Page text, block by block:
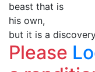
beast that is
his own,
but it is a
Please